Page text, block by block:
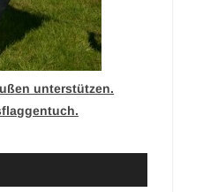
unterstützen.